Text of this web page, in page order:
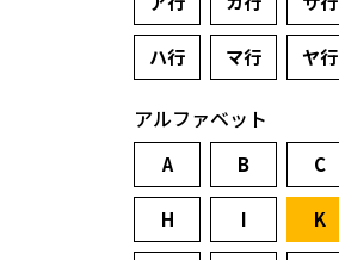
ハ行 マ行 ヤ行
アルファベット
A B C
H I K